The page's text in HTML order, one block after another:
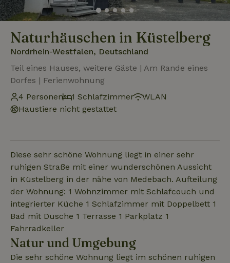
Naturhäuschen in Küstelberg
Nordrhein-Westfalen, Deutschland
Teil eines Hauses, weitere Gäste | Am Rande eines
Dorfes | Ferienwohnung
4 Personen
1 Schlafzimmer
WLAN
Haustiere nicht gestattet
Diese sehr schöne Wohnung liegt in einer sehr
ruhigen Straße mit einer wunderschönen Aussicht
in Küstelberg in der nähe von Medebach. Aufteilung
der Wohnung: 1 Wohnzimmer mit Schlafcouch und
integrierter Küche 1 Schlafzimmer mit Doppelbett 1
Bad mit Dusche 1 Terrasse 1 Parkplatz 1
Fahrradkeller
Natur und Umgebung
Die sehr schöne Wohnung liegt im schönen ruhigen